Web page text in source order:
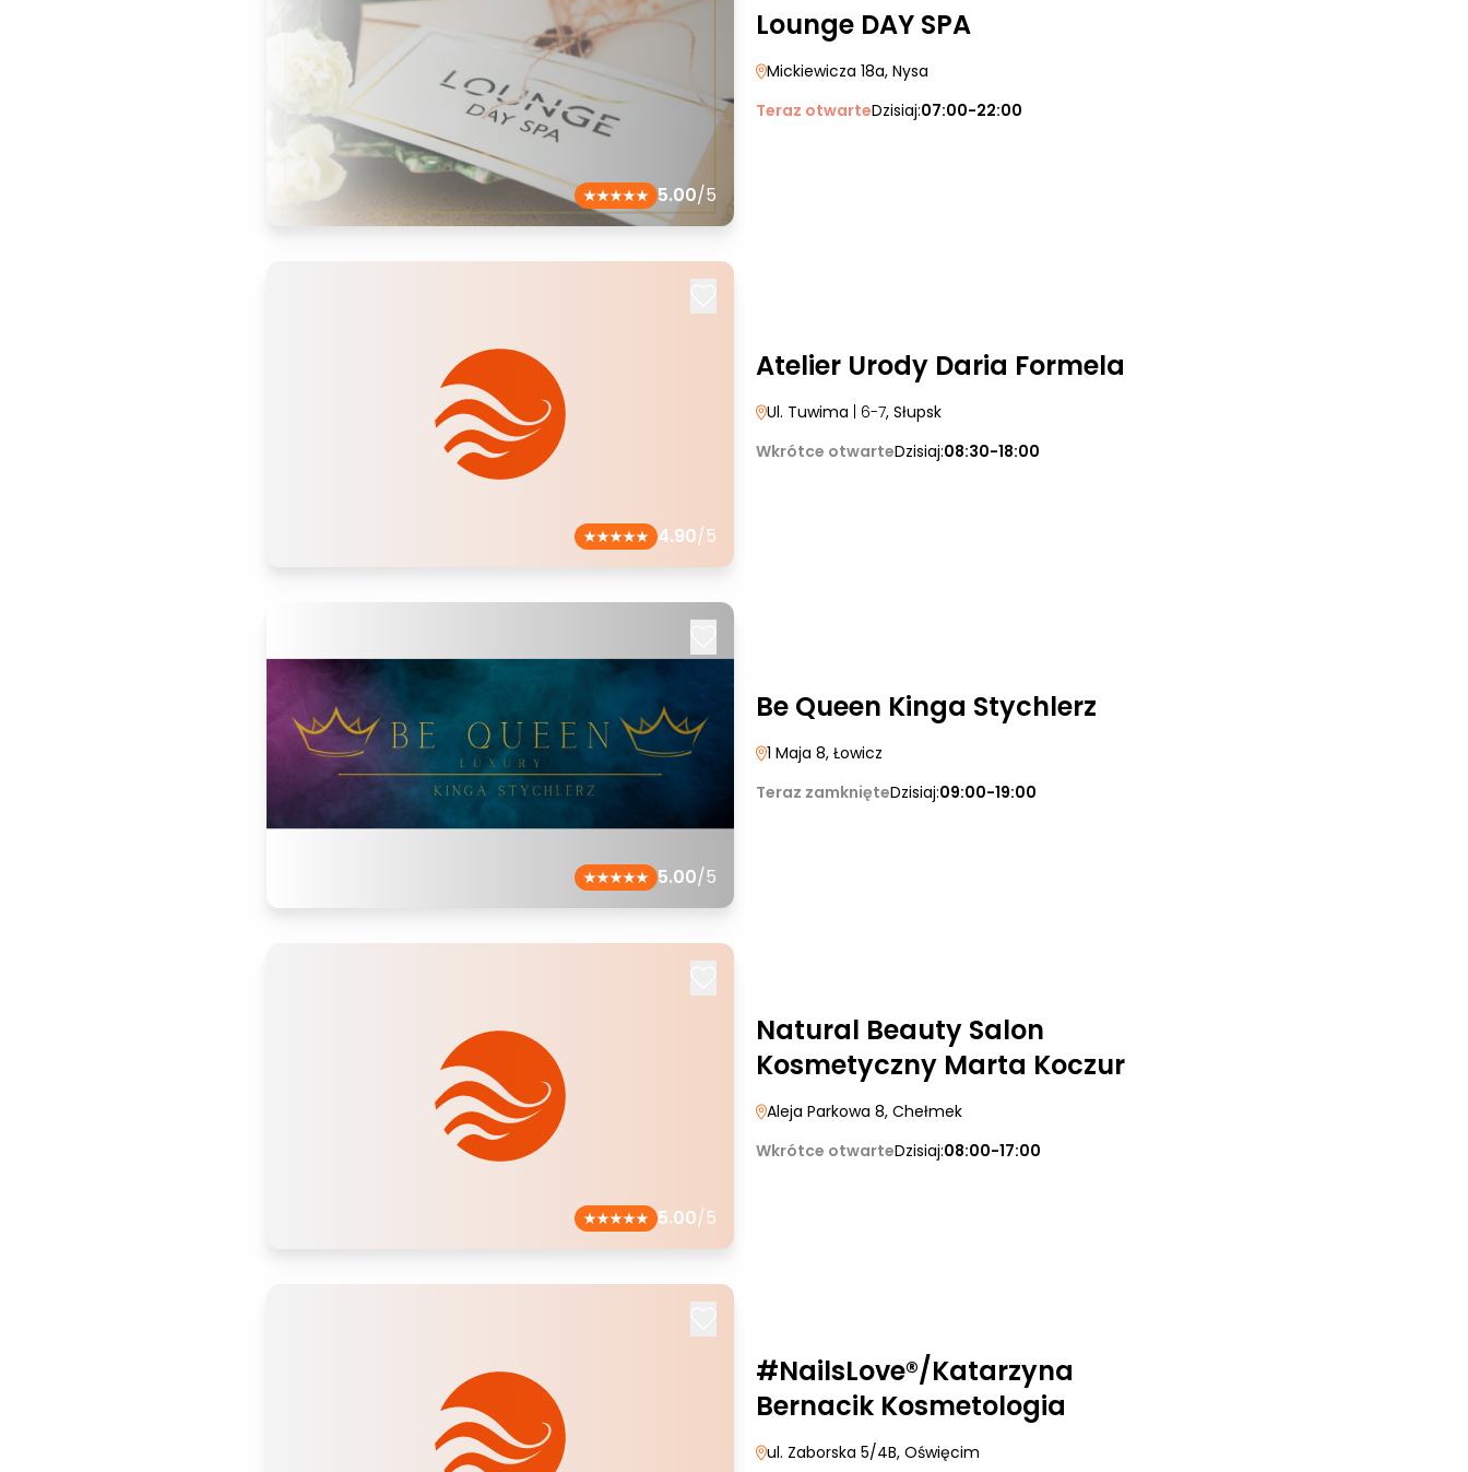
5.00/5
Lounge DAY SPA
Mickiewicza 18a, Nysa
Teraz otwarteDzisiaj:07:00-22:00
4.90/5
Atelier Urody Daria Formela
Ul. Tuwima | 6-7, Słupsk
Wkrótce otwarteDzisiaj:08:30-18:00
5.00/5
Be Queen Kinga Stychlerz
1 Maja 8, Łowicz
Teraz zamknięteDzisiaj:09:00-19:00
5.00/5
Natural Beauty Salon
Kosmetyczny Marta Koczur
Aleja Parkowa 8, Chełmek
Wkrótce otwarteDzisiaj:08:00-17:00
#NailsLove®/Katarzyna
Bernacik Kosmetologia
ul. Zaborska 5/4B, Oświęcim